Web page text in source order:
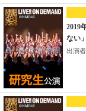
2019
ない
出演